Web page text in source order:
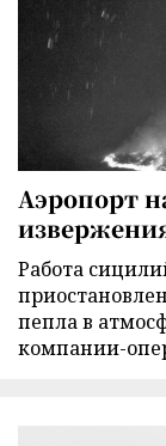
Аэропорт
Работа
пепла в
компании-